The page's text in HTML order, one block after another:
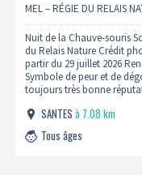
MEL – RÉGIE DU RELAIS
Nuit de la Chauve-souris
du Relais Nature Crédit
partir du 29 juillet 2026
Symbole de peur et de
toujours très bonne
SANTESà 7.08 km
Tous âges